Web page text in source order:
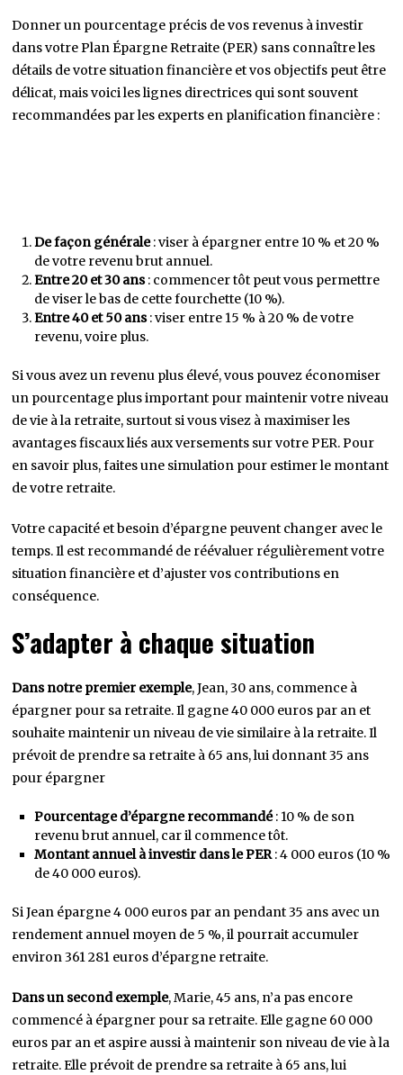
Donner un pourcentage précis de vos revenus à investir
dans votre Plan Épargne Retraite (PER) sans connaître les
détails de votre situation financière et vos objectifs peut être
délicat, mais voici les lignes directrices qui sont souvent
recommandées par les experts en planification financière :
De façon générale: viser à épargner entre 10 % et 20 %
de votre revenu brut annuel.
Entre 20 et 30 ans: commencer tôt peut vous permettre
de viser le bas de cette fourchette (10 %).
Entre 40 et 50 ans: viser entre 15 % à 20 % de votre
revenu, voire plus.
Si vous avez un revenu plus élevé, vous pouvez économiser
un pourcentage plus important pour maintenir votre niveau
de vie à la retraite, surtout si vous visez à maximiser les
avantages fiscaux liés aux versements sur votre PER. Pour
en savoir plus, faites une simulation pour estimer le montant
de votre retraite.
Votre capacité et besoin d’épargne peuvent changer avec le
temps. Il est recommandé de réévaluer régulièrement votre
situation financière et d’ajuster vos contributions en
conséquence.
S’adapter à chaque situation
Dans notre premier exemple, Jean, 30 ans, commence à
épargner pour sa retraite. Il gagne 40 000 euros par an et
souhaite maintenir un niveau de vie similaire à la retraite. Il
prévoit de prendre sa retraite à 65 ans, lui donnant 35 ans
pour épargner
Pourcentage d’épargne recommandé: 10 % de son
revenu brut annuel, car il commence tôt.
Montant annuel à investir dans le PER: 4 000 euros (10 %
de 40 000 euros).
Si Jean épargne 4 000 euros par an pendant 35 ans avec un
rendement annuel moyen de 5 %, il pourrait accumuler
environ 361 281 euros d’épargne retraite.
Dans un second exemple, Marie, 45 ans, n’a pas encore
commencé à épargner pour sa retraite. Elle gagne 60 000
euros par an et aspire aussi à maintenir son niveau de vie à la
retraite. Elle prévoit de prendre sa retraite à 65 ans, lui